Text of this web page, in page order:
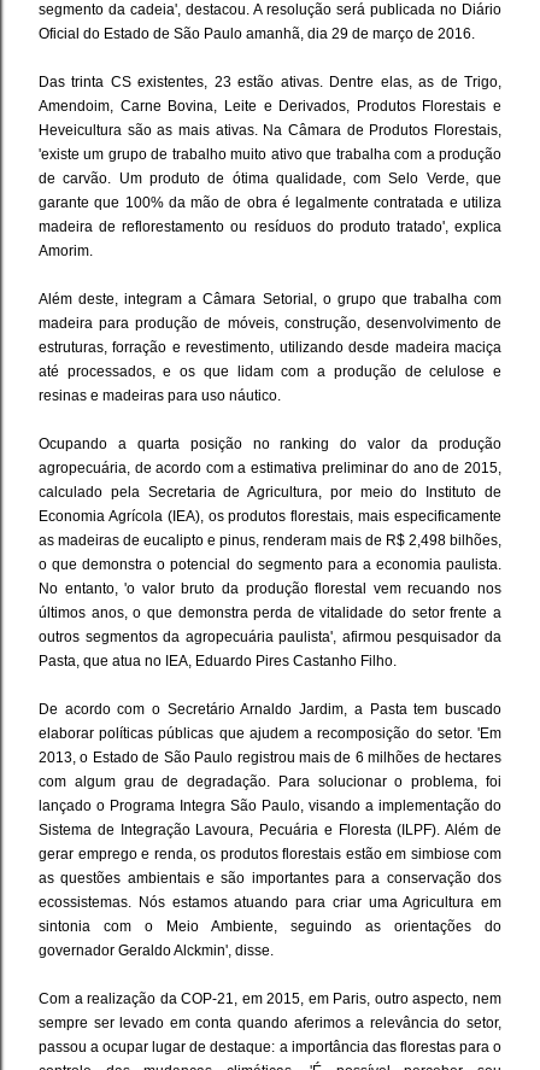
segmento da cadeia', destacou. A resolução será publicada no Diário
Oficial do Estado de São Paulo amanhã, dia 29 de março de 2016.
Das trinta CS existentes, 23 estão ativas. Dentre elas, as de Trigo,
Amendoim, Carne Bovina, Leite e Derivados, Produtos Florestais e
Heveicultura são as mais ativas. Na Câmara de Produtos Florestais,
'existe um grupo de trabalho muito ativo que trabalha com a produção
de carvão. Um produto de ótima qualidade, com Selo Verde, que
garante que 100% da mão de obra é legalmente contratada e utiliza
madeira de reflorestamento ou resíduos do produto tratado', explica
Amorim.
Além deste, integram a Câmara Setorial, o grupo que trabalha com
madeira para produção de móveis, construção, desenvolvimento de
estruturas, forração e revestimento, utilizando desde madeira maciça
até processados, e os que lidam com a produção de celulose e
resinas e madeiras para uso náutico.
Ocupando a quarta posição no ranking do valor da produção
agropecuária, de acordo com a estimativa preliminar do ano de 2015,
calculado pela Secretaria de Agricultura, por meio do Instituto de
Economia Agrícola (IEA), os produtos florestais, mais especificamente
as madeiras de eucalipto e pinus, renderam mais de R$ 2,498 bilhões,
o que demonstra o potencial do segmento para a economia paulista.
No entanto, 'o valor bruto da produção florestal vem recuando nos
últimos anos, o que demonstra perda de vitalidade do setor frente a
outros segmentos da agropecuária paulista', afirmou pesquisador da
Pasta, que atua no IEA, Eduardo Pires Castanho Filho.
De acordo com o Secretário Arnaldo Jardim, a Pasta tem buscado
elaborar políticas públicas que ajudem a recomposição do setor. 'Em
2013, o Estado de São Paulo registrou mais de 6 milhões de hectares
com algum grau de degradação. Para solucionar o problema, foi
lançado o Programa Integra São Paulo, visando a implementação do
Sistema de Integração Lavoura, Pecuária e Floresta (ILPF). Além de
gerar emprego e renda, os produtos florestais estão em simbiose com
as questões ambientais e são importantes para a conservação dos
ecossistemas. Nós estamos atuando para criar uma Agricultura em
sintonia com o Meio Ambiente, seguindo as orientações do
governador Geraldo Alckmin', disse.
Com a realização da COP-21, em 2015, em Paris, outro aspecto, nem
sempre ser levado em conta quando aferimos a relevância do setor,
passou a ocupar lugar de destaque: a importância das florestas para o